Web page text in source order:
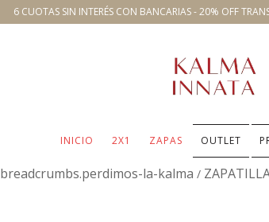
6 CUOTAS SIN INTERÉS CON BANCARIAS - 20% OFF
INICIO 2X1 ZAPAS OUTLET
breadcrumbs.perdimos-la-kalma /